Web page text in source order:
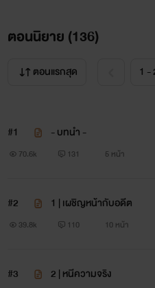
ตอนนิยาย (136)
ตอนแรกสุด
#1 - บทนำ -
70.6k 131 5 หน้า
#2 1 | เผชิญหน้ากับอดีต
39.8k 110 10 หน้า
#3 2 | หนีความจริง